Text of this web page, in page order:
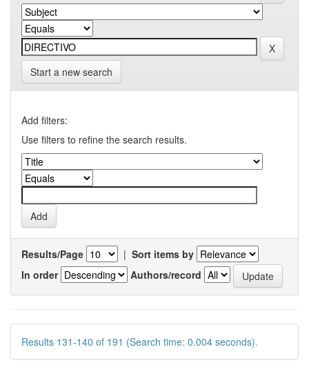
Start a new search
Add filters:
Use filters to refine the search results.
Results/Page | Sort items by
In order
Authors/record
Results 131-140 of 191 (Search time: 0.004 seconds).